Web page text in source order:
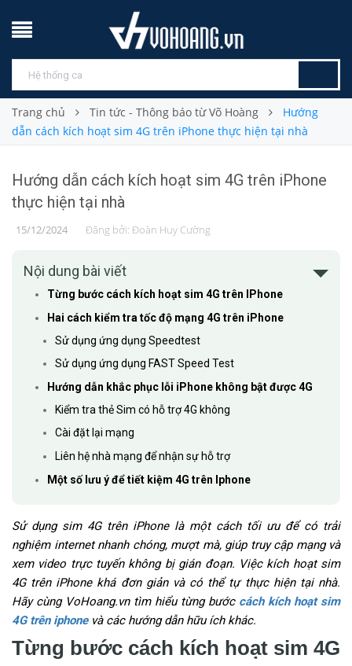
Trang chủ Tin tức - Thông báo từ Võ Hoàng
Hướng
dẫn cách kích hoạt sim 4G trên iPhone thực hiện tại nhà
Hướng dẫn cách kích hoạt sim 4G trên iPhone
thực hiện tại nhà
15/12/2024 Đăng bởi: Đoàn Huy Cường
Nội dung bài viết
Từng bước cách kích hoạt sim 4G trên IPhone
Hai cách kiểm tra tốc độ mạng 4G trên iPhone
Sử dụng ứng dụng Speedtest
Sử dụng ứng dụng FAST Speed Test
Hướng dẫn khắc phục lỗi iPhone không bật được 4G
Kiểm tra thẻ Sim có hỗ trợ 4G không
Cài đặt lại mạng
Liên hệ nhà mạng để nhận sự hỗ trợ
Một số lưu ý để tiết kiệm 4G trên Iphone
Sử dụng sim 4G trên iPhone là một cách tối ưu để có trải
nghiệm internet nhanh chóng, mượt mà, giúp truy cập mạng và
xem video trực tuyến không bị gián đoạn. Việc kích hoạt sim
4G trên iPhone khá đơn giản và có thể tự thực hiện tại nhà.
Hãy cùng VoHoang.vn tìm hiểu từng bước cách kích hoạt sim
4G trên iphonevà các hướng dẫn hữu ích khác.
Từng bước cách kích hoạt sim 4G